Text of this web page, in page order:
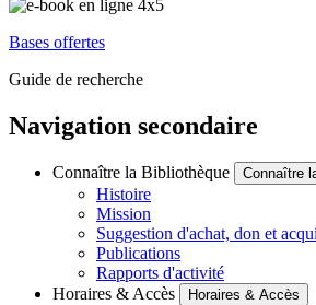
Bases offertes
Guide de recherche
Navigation secondaire
Connaître la Bibliothèque Connaître
Histoire
Mission
Suggestion d'achat, don et
Publications
Rapports d'activité
Horaires & Accès
Horaires & Accès